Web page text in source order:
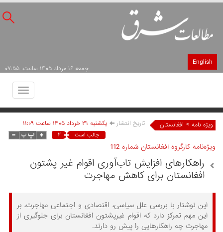
English
جمعه ۱۶ مرداد ۱۴۰۵ ساعت: ۰۷:۵۵
Toggle
ویژه نامه > افغانستان تاریخ انتشار يکشنبه ۳۱ خرداد ۱۴۰۵ ساعت ۱۱:۰۹
جالب است ۲
ویژه‌نامه کارگروه افغانستان شماره 112
راهکارهای افزایش تاب‌آوری اقوام غیر پشتون
افغانستان برای کاهش مهاجرت
این نوشتار با بررسی علل سیاسی، اقتصادی و اجتماعی مهاجرت، بر
این مهم تمرکز دارد که اقوام غیرپشتون افغانستان برای جلوگیری از
مهاجرت چه راهکارهایی را پیش رو دارند.